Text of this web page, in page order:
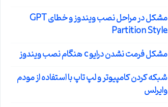
مشکل در مراحل نصب ویندوز و خطای GPT
Partition Style
مشکل فرمت نشدن درایو c هنگام نصب ویندوز
شبکه کردن کامپیوتر و لپ تاپ با استفاده از مودم
وایرلس